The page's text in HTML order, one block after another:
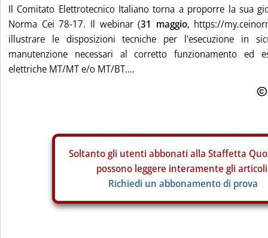
Il Comitato Elettrotecnico Italiano torna a proporre la sua
Norma Cei 78-17. Il webinar (31 maggio, https://
illustrare le disposizioni tecniche per l'esecuzione in
manutenzione necessari al corretto funzionamento ed
elettriche MT/MT e/o MT/BT....
Soltanto gli utenti abbonati alla Staffetta
possono leggere interamente gli
Richiedi un abbonamento di prova